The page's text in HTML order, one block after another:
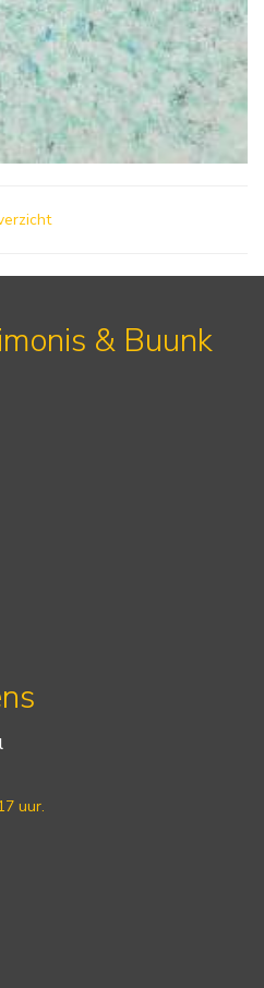
& Buunk
uur.